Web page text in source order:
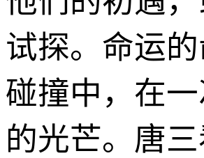
试探。命运
碰撞中，在
的光芒。唐